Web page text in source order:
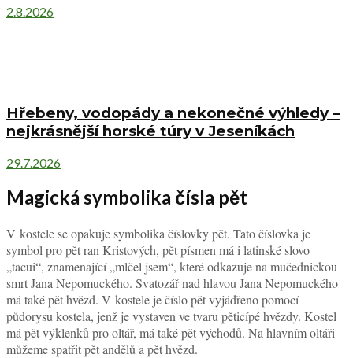
2.8.2026
Hřebeny, vodopády a nekonečné výhledy –
nejkrásnější horské túry v Jeseníkách
29.7.2026
Magická symbolika čísla pět
V kostele se opakuje symbolika číslovky pět. Tato číslovka je
symbol pro pět ran Kristových, pět písmen má i latinské slovo
„tacui“, znamenající „mlčel jsem“, které odkazuje na mučednickou
smrt Jana Nepomuckého. Svatozář nad hlavou Jana Nepomuckého
má také pět hvězd. V kostele je číslo pět vyjádřeno pomocí
půdorysu kostela, jenž je vystaven ve tvaru pěticípé hvězdy. Kostel
má pět výklenků pro oltář, má také pět východů. Na hlavním oltáři
můžeme spatřit pět andělů a pět hvězd.